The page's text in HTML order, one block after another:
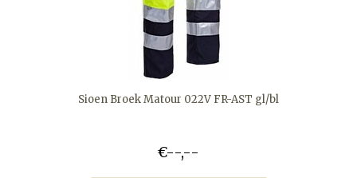
Sioen Broek Matour 022V FR-AST gl/bl
€--,--